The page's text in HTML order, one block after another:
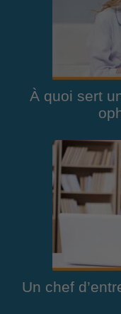
À quoi sert
Un chef